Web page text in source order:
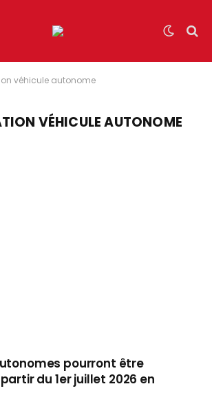
véhicule autonome
VÉHICULE AUTONOME
pourront être
du 1er juillet 2026 en